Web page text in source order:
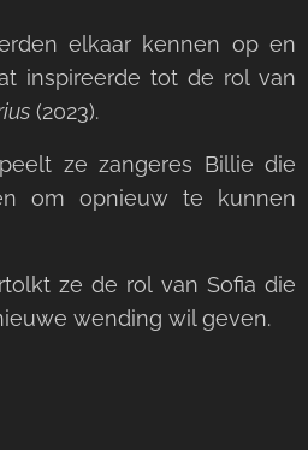
elkaar kennen op en
inspireerde tot de rol van
(2023).
ze zangeres Billie die
om opnieuw te kunnen
ze de rol van Sofia die
wending wil geven.